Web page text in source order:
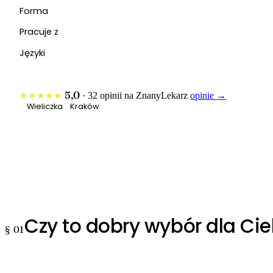
Forma
Pracuje z
Języki
★★★★★ 5,0 · 32 opinii na ZnanyLekarz opinie →
Wieliczka
Kraków
§ 01Czy to dobry wybór dla